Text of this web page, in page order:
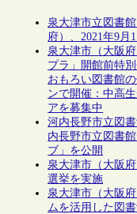
泉大津市立図書
府）、2021年9月
泉大津市（大阪
プラ」開館前特
おもろい図書館
ンで開催：中高
アを募集中
河内長野市立図
内長野市立図書
ブ」を公開
泉大津市（大阪
選挙を実施
泉大津市（大阪
ムを活用した図